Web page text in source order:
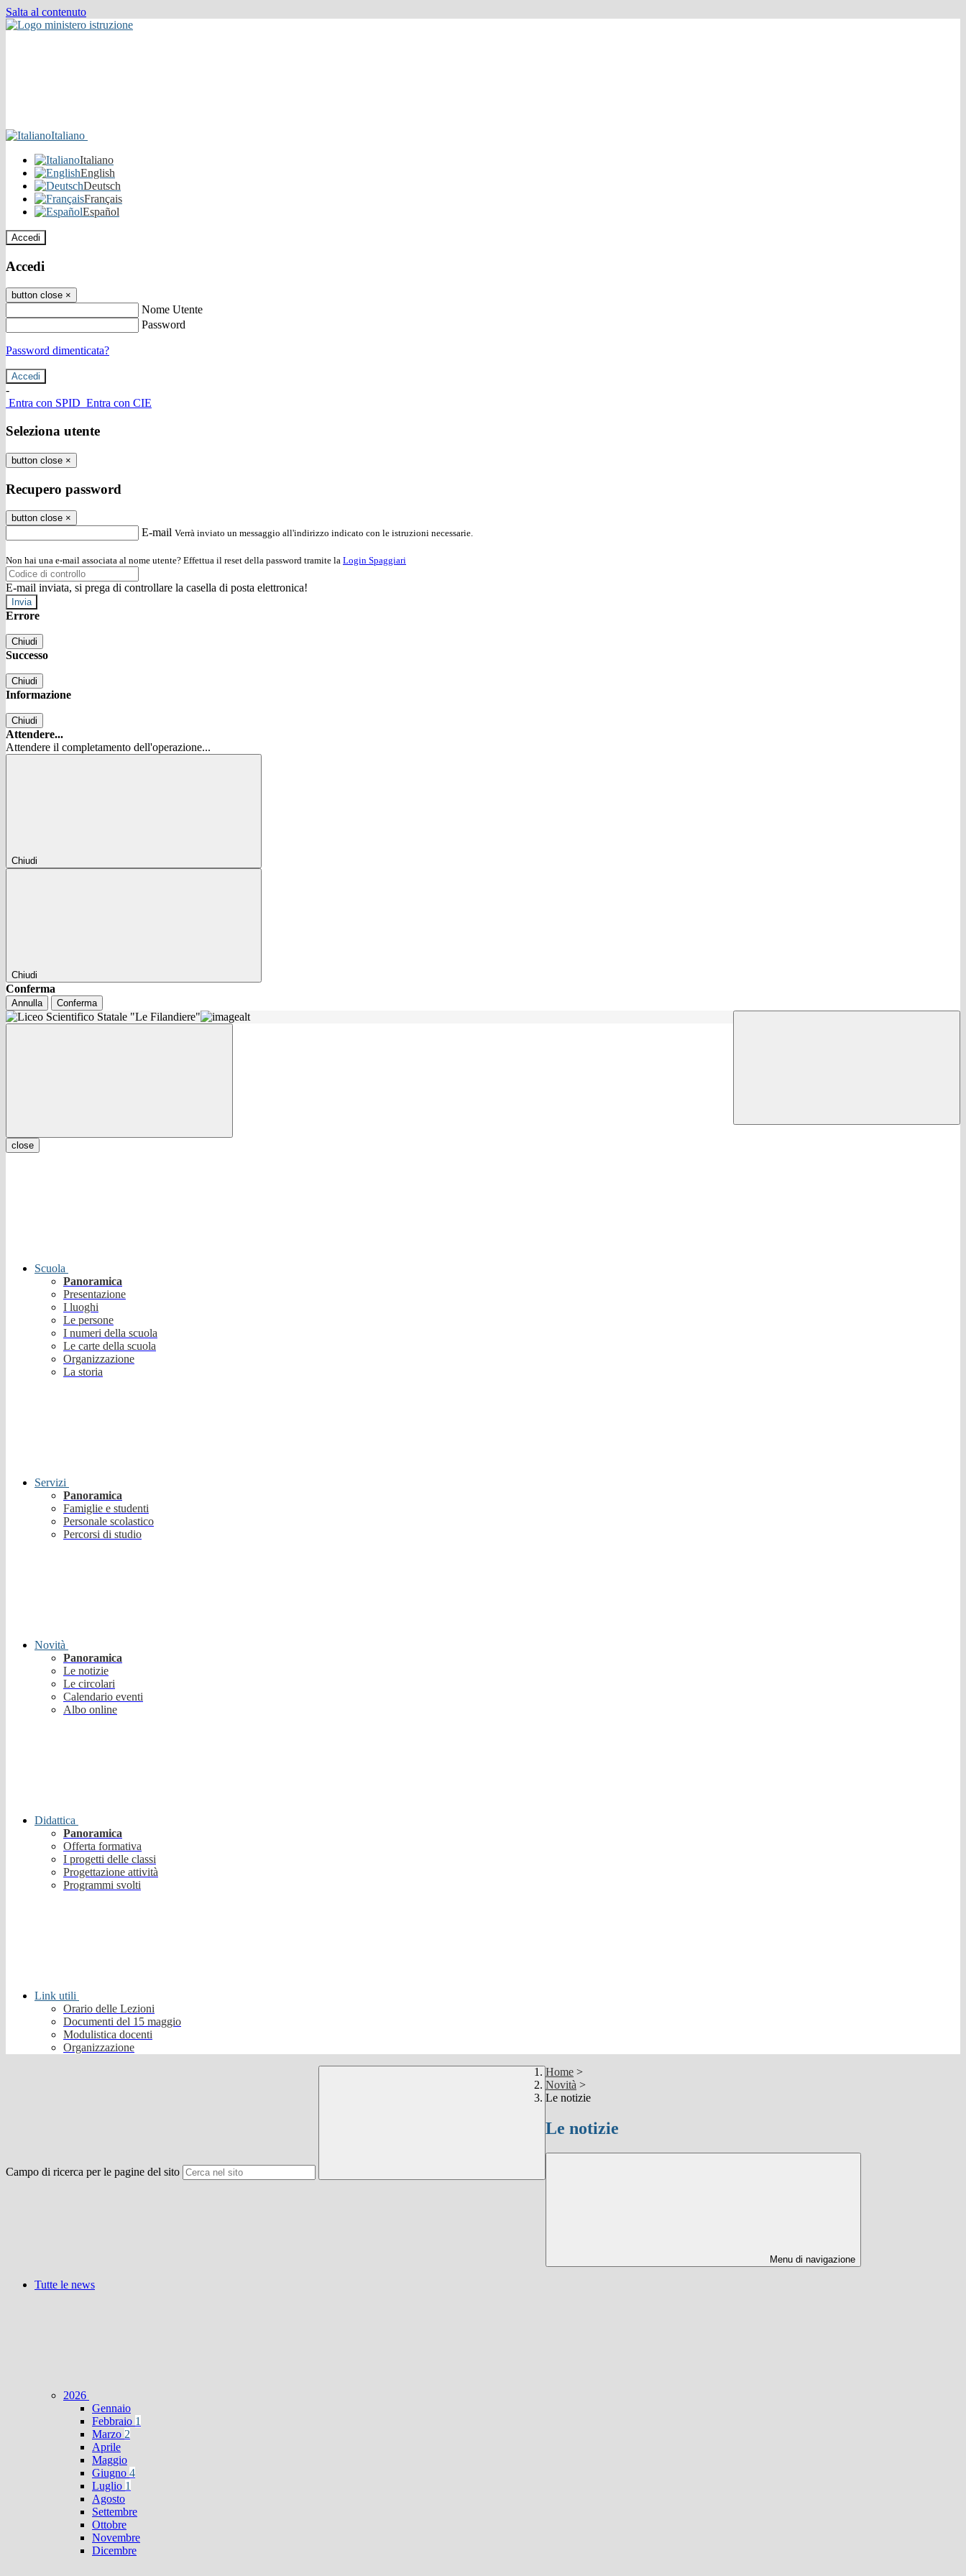
Salta al contenuto
Italiano
Italiano
English
Deutsch
Français
Español
Accedi
Accedi
button close ×
Nome Utente
Password
Password dimenticata?
-
Entra con SPID Entra con CIE
Seleziona utente
button close ×
Recupero password
button close ×
E-mail Verrà inviato un messaggio all'indirizzo indicato con le istruzioni necessarie.
Non hai una e-mail associata al nome utente? Effettua il reset della password tramite la Login Spaggiari
E-mail inviata, si prega di controllare la casella di posta elettronica!
Errore
Chiudi
Successo
Chiudi
Informazione
Chiudi
Attendere...
Attendere il completamento dell'operazione...
Chiudi
Chiudi
Conferma
Annulla Conferma
close
Scuola
Panoramica
Presentazione
I luoghi
Le persone
I numeri della scuola
Le carte della scuola
Organizzazione
La storia
Servizi
Panoramica
Famiglie e studenti
Personale scolastico
Percorsi di studio
Novità
Panoramica
Le notizie
Le circolari
Calendario eventi
Albo online
Didattica
Panoramica
Offerta formativa
I progetti delle classi
Progettazione attività
Programmi svolti
Link utili
Orario delle Lezioni
Documenti del 15 maggio
Modulistica docenti
Organizzazione
Campo di ricerca per le pagine del sito
Home >
Novità >
Le notizie
Le notizie
Menu di navigazione
Tutte le news
2026
Gennaio
Febbraio 1
Marzo 2
Aprile
Maggio
Giugno 4
Luglio 1
Agosto
Settembre
Ottobre
Novembre
Dicembre